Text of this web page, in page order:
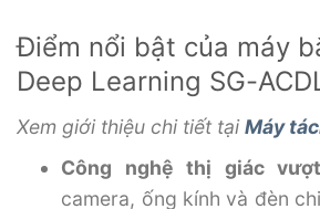
Điểm nổi bật của máy
Deep Learning SG-
Xem giới thiệu chi tiết tạiMáy
Công nghệ thị giác
camera, ống kính và đèn